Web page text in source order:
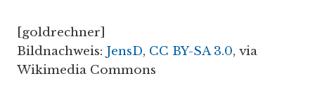
[goldrechner]
Bildnachweis: JensD, CC BY-SA 3.0, via
Wikimedia Commons